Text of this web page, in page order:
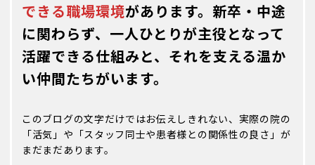
できる職場環境があります。新卒・中途
に関わらず、一人ひとりが主役となって
活躍できる仕組みと、それを支える温か
い仲間たちがいます。
このブログの文字だけではお伝えしきれない、実際の院の
「活気」や「スタッフ同士や患者様との関係性の良さ」が
まだまだあります。